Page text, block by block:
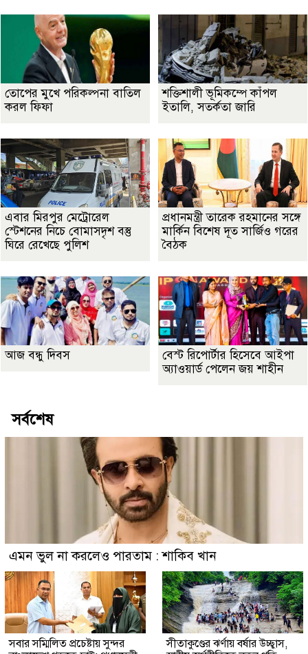
তোপের মুখে পরিকল্পনা বাতিল
করল ফিফা
শক্তিশালী ভূমিকম্পে কাঁপল
ইতালি, সতর্কতা জারি
এবার মিরপুর মেট্রোরেল
স্টেশনের নিচে বোমাসদৃশ বস্তু
ঘিরে রেখেছে পুলিশ
প্রধানমন্ত্রী তারেক রহমানের সঙ্গে
মার্কিন বিশেষ দূত সার্জিও গরের
বৈঠক
আজ বন্ধু দিবস
বেস্ট রিপোর্টার হিসেবে আইপা
অ্যাওয়ার্ড পেলেন জয় শাহীন
সর্বশেষ
এমন ভুল না করলেও পারতাম : শাকিব খান
সবার সম্মিলিত প্রচেষ্টায় সুন্দর
সীতাকুণ্ডের ঝর্ণায় বর্ষার উচ্ছ্বাস,